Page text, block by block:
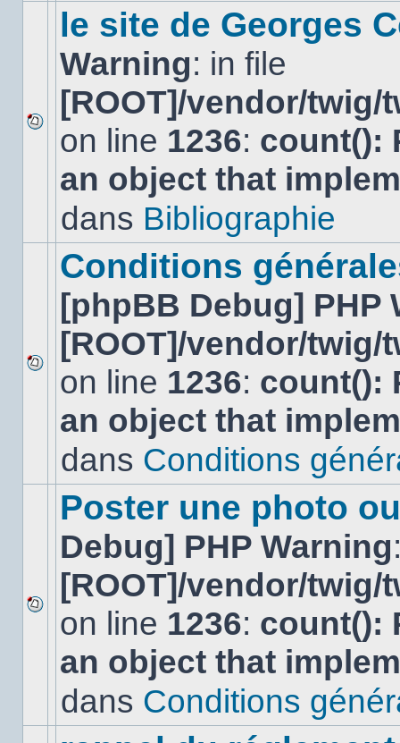
sujet.
Aucun
nouveau
message
non-
dans
le site de Georges
Warning: in file
[ROOT]/vendor/
on line 1236: count():
an object that
dans Bibliographie
Aucun
nouveau
message
non-
dans
Conditions
[phpBB Debug] PHP
[ROOT]/vendor/
on line 1236: count():
an object that
dans Conditions
Aucun
nouveau
message
non-
dans
Poster une photo
Debug] PHP Warning
[ROOT]/vendor/
on line 1236: count():
an object that
dans Conditions